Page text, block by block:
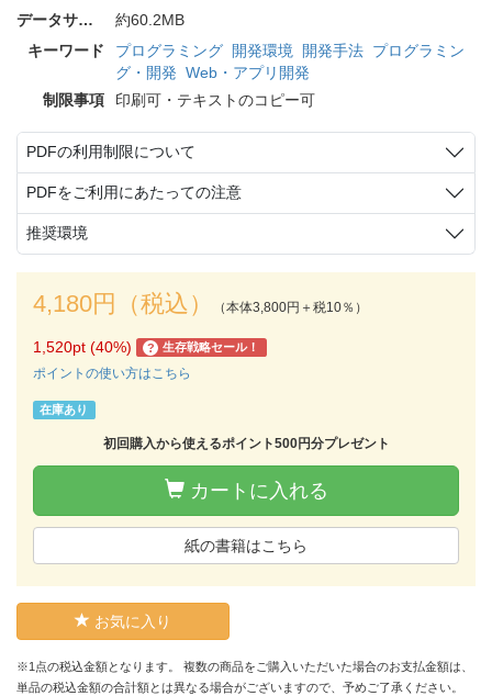
データサイズ
約60.2MB
キーワード
プログラミング 開発環境 開発手法 プログラミン
グ・開発 Web・アプリ開発
制限事項
印刷可・テキストのコピー可
PDFの利用制限について
PDFをご利用にあたっての注意
推奨環境
4,180円（税込） （本体3,800円＋税10％）
1,520pt (40%) ? 生存戦略セール！
ポイントの使い方はこちら
在庫あり
初回購入から使えるポイント500円分プレゼント
カートに入れる
紙の書籍はこちら
お気に入り
※1点の税込金額となります。 複数の商品をご購入いただいた場合のお支払金額は、
単品の税込金額の合計額とは異なる場合がございますので、予めご了承ください。